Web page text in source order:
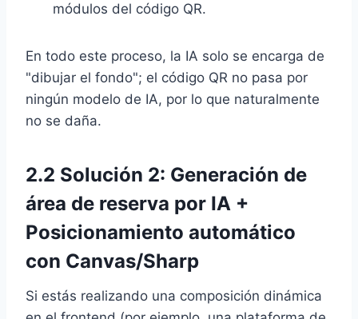
módulos del código QR.
En todo este proceso, la IA solo se encarga de
"dibujar el fondo"; el código QR no pasa por
ningún modelo de IA, por lo que naturalmente
no se daña.
2.2 Solución 2: Generación de
área de reserva por IA +
Posicionamiento automático
con Canvas/Sharp
Si estás realizando una composición dinámica